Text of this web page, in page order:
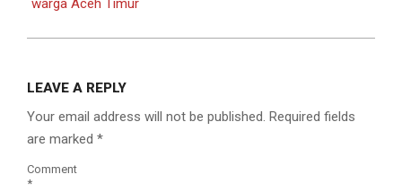
warga Aceh Timur
LEAVE A REPLY
Your email address will not be published. Required fields
are marked *
Comment
*